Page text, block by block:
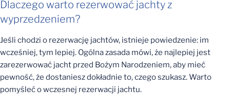
Dlaczego warto rezerwować jachty z
wyprzedzeniem?
Jeśli chodzi o rezerwację jachtów, istnieje powiedzenie: im
wcześniej, tym lepiej. Ogólna zasada mówi, że najlepiej jest
zarezerwować jacht przed Bożym Narodzeniem, aby mieć
pewność, że dostaniesz dokładnie to, czego szukasz. Warto
pomyśleć o wczesnej rezerwacji jachtu.